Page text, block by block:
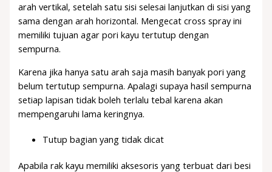
arah vertikal, setelah satu sisi selesai lanjutkan di sisi yang
sama dengan arah horizontal. Mengecat cross spray ini
memiliki tujuan agar pori kayu tertutup dengan
sempurna.
Karena jika hanya satu arah saja masih banyak pori yang
belum tertutup sempurna. Apalagi supaya hasil sempurna
setiap lapisan tidak boleh terlalu tebal karena akan
mempengaruhi lama keringnya.
Tutup bagian yang tidak dicat
Apabila rak kayu memiliki aksesoris yang terbuat dari besi